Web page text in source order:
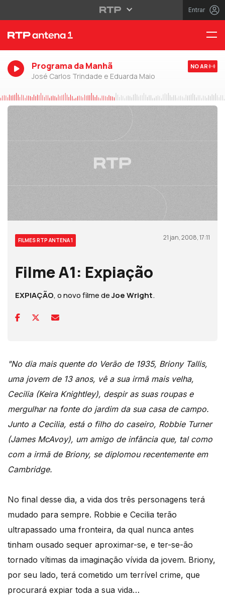
Entrar
Programa da Manhã
José Carlos Trindade e Eduarda Maio
NO AR
FILMES RTP ANTENA 1 21 jan, 2008, 17:11
Filme A1: Expiação
EXPIAÇÃO, o novo filme deJoe Wright.
"No dia mais quente do Verão de 1935, Briony Tallis,
uma jovem de 13 anos, vê a sua irmã mais velha,
Cecilia (Keira Knightley), despir as suas roupas e
mergulhar na fonte do jardim da sua casa de campo.
Junto a Cecilia, está o filho do caseiro, Robbie Turner
(James McAvoy), um amigo de infância que, tal como
com a irmã de Briony, se diplomou recentemente em
Cambridge.
No final desse dia, a vida dos três personagens terá
mudado para sempre. Robbie e Cecilia terão
ultrapassado uma fronteira, da qual nunca antes
tinham ousado sequer aproximar-se, e ter-se-ão
tornado vítimas da imaginação vívida da jovem. Briony,
por seu lado, terá cometido um terrível crime, que
procurará expiar toda a sua vida…